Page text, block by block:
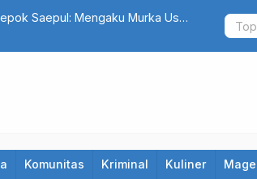
Saepul: Mengaku Murka Usai
Daftar 8
Komunitas Kriminal Kuliner